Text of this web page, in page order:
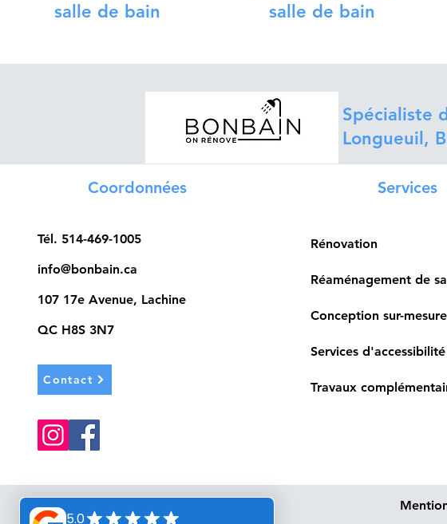
salle de bain
salle de bain
Spécialiste
Longueuil,
Coordonnées
Tél. 514-469-1005
info@bonbain.ca
107 17e Avenue, Lachine
QC H8S 3N7
Contact
Services
Rénovation
Réaménagement de
Conception sur-mesure
Services d'accessibilité
Travaux